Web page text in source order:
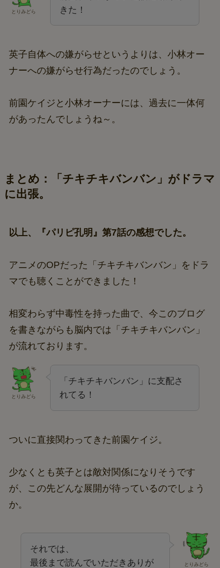
とりみどら
きた！
英子自体への嫌がらせというよりは、小林オー
ナーへの嫌がらせ行為だったのでしょう。
前園ケイジと小林オーナーには、過去に一体何
があったんでしょうね～。
まとめ：「チキチキバンバン」がドラマ
に出張。
以上、『パリピ孔明』第7話の感想でした。
アニメのOPだった「チキチキバンバン」をドラ
マでも聴くことができました！
相変わらず中毒性を持った曲で、今このブログ
を書きながらも脳内では「チキチキバンバン」
が流れております。
とりみどら
「チキチキバンバン」に支配さ
れてる！
ついに直接関わってきた前園ケイジ。
少なくとも英子とは敵対関係になりそうです
が、この先どんな展開が待っているのでしょう
か。
とりみどら
それでは、
最後まで読んでいただきありが